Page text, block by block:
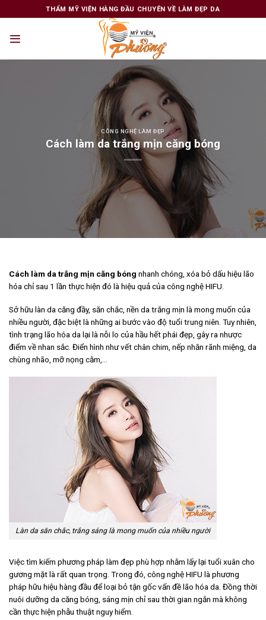
to
THẨM MỸ VIỆN HÀNG ĐẦU CHUYÊN VỀ LÀM ĐẸP DA
CÔNG NGHỆ LÀM ĐẸP
Cách làm da trắng mịn căng bóng
Cách làm da trắng mịn căng bóng nhanh chóng, xóa bỏ dấu hiệu lão
hóa chỉ sau 1 lần thực hiện đó là hiệu quả của công nghệ HIFU.
Sở hữu làn da căng đầy, săn chắc, nền da trắng mịn là mong muốn của
nhiều người, đặc biệt là những ai bước vào độ tuổi trung niên. Tuy nhiên,
tình trạng lão hóa da lại là nỗi lo của hầu hết phái đẹp, gây ra nhược
điểm về nhan sắc. Điển hình như vết chân chim, nếp nhăn rãnh miệng, da
chùng nhão, mỡ nọng cằm,…
Làn da săn chắc, trắng sáng là mong muốn của nhiều người
Việc tìm kiếm phương pháp làm đẹp phù hợp nhằm lấy lại tuổi xuân cho
gương mặt là rất quan trọng. Trong đó, công nghệ HIFU là phương
pháp hữu hiệu hàng đầu để loại bỏ tận gốc vấn đề lão hóa da. Đồng thời
nuôi dưỡng da căng bóng, sáng mịn chỉ sau thời gian ngắn mà không
cần thực hiện phẫu thuật nguy hiểm.